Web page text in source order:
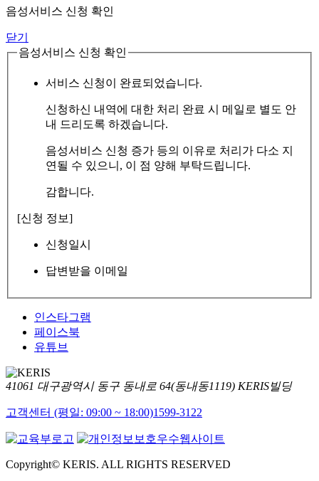
음성서비스 신청 확인
닫기
음성서비스 신청 확인
서비스 신청이 완료되었습니다.
신청하신 내역에 대한 처리 완료 시 메일로 별도 안
내 드리도록 하겠습니다.
음성서비스 신청 증가 등의 이유로 처리가 다소 지
연될 수 있으니, 이 점 양해 부탁드립니다.
감합니다.
[신청 정보]
신청일시
답변받을 이메일
인스타그램
페이스북
유튜브
41061 대구광역시 동구 동내로 64(동내동1119) KERIS빌딩
고객센터 (평일: 09:00 ~ 18:00)1599-3122
Copyright© KERIS. ALL RIGHTS RESERVED